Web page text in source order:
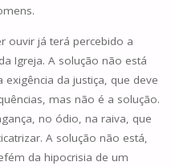
ouvir já terá percebido a
Igreja. A solução não está
da justiça, que deve
mas não é a solução.
no ódio, na raiva, que
A solução não está,
da hipocrisia de um